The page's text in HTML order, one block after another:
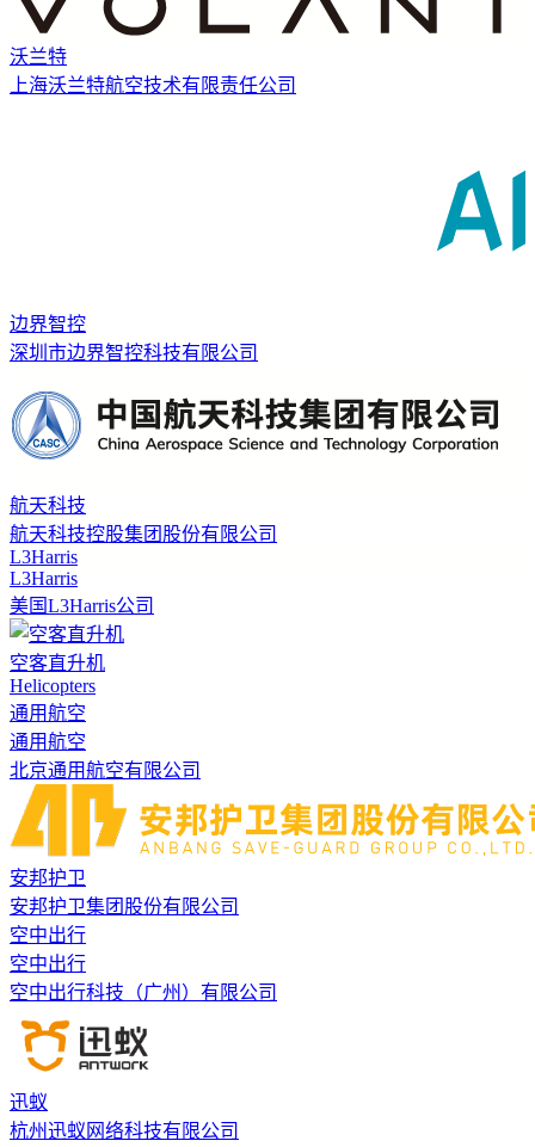
沃兰特
上海沃兰特航空技术有限责任公司
边界智控
深圳市边界智控科技有限公司
航天科技
航天科技控股集团股份有限公司
L3Harris
L3Harris
美国L3Harris公司
空客直升机
Helicopters
通用航空
通用航空
北京通用航空有限公司
安邦护卫
安邦护卫集团股份有限公司
空中出行
空中出行
空中出行科技（广州）有限公司
迅蚁
杭州迅蚁网络科技有限公司